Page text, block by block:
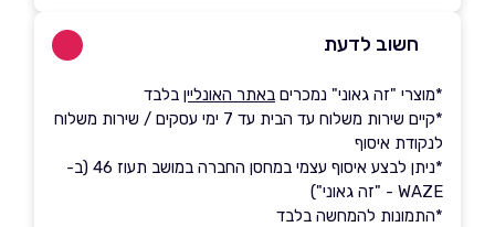
חשוב לדעת
*מוצרי "זה גאוני" נמכרים באתר האונליין בלבד
*קיים שירות משלוח עד הבית עד 7 ימי עסקים / שירות משלוח
לנקודת איסוף
*ניתן לבצע איסוף עצמי במחסן החברה במושב תעוז 46 (ב-
WAZE - "זה גאוני")
*התמונות להמחשה בלבד